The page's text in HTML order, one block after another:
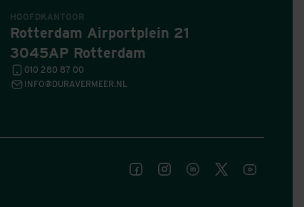
HOOFDKANTOOR
Rotterdam Airportplein 21
3045AP Rotterdam
010 280 87 00
INFO@DURAVERMEER.NL